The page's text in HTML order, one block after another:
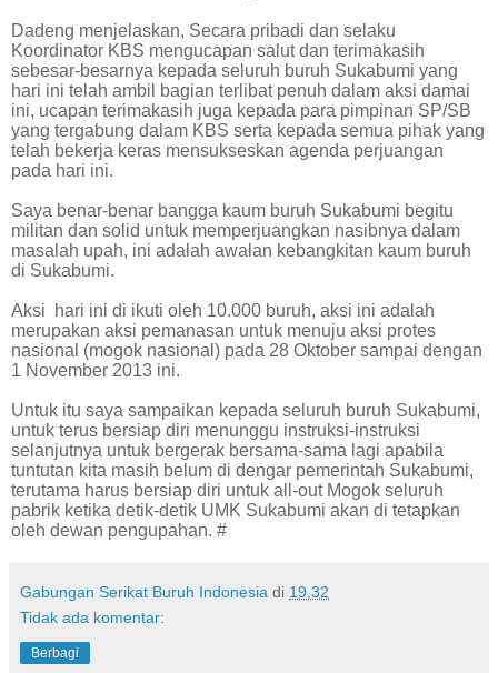
Dadeng menjelaskan, Secara pribadi dan selaku
Koordinator KBS mengucapan salut dan terimakasih
sebesar-besarnya kepada seluruh buruh Sukabumi yang
hari ini telah ambil bagian terlibat penuh dalam aksi damai
ini, ucapan terimakasih juga kepada para pimpinan SP/SB
yang tergabung dalam KBS serta kepada semua pihak yang
telah bekerja keras mensukseskan agenda perjuangan
pada hari ini.
Saya benar-benar bangga kaum buruh Sukabumi begitu
militan dan solid untuk memperjuangkan nasibnya dalam
masalah upah, ini adalah awalan kebangkitan kaum buruh
di Sukabumi.
Aksi
hari ini di ikuti oleh 10.000 buruh, aksi ini adalah
merupakan aksi pemanasan untuk menuju aksi protes
nasional (mogok nasional) pada 28 Oktober sampai dengan
1 November 2013 ini.
Untuk itu saya sampaikan kepada seluruh buruh Sukabumi,
untuk terus bersiap diri menunggu instruksi-instruksi
selanjutnya untuk bergerak bersama-sama lagi apabila
tuntutan kita masih belum di dengar pemerintah Sukabumi,
terutama harus bersiap diri untuk all-out Mogok seluruh
pabrik ketika detik-detik UMK Sukabumi akan di tetapkan
oleh dewan pengupahan. #
Gabungan Serikat Buruh Indonesia di 19.32
Tidak ada komentar:
Berbagi